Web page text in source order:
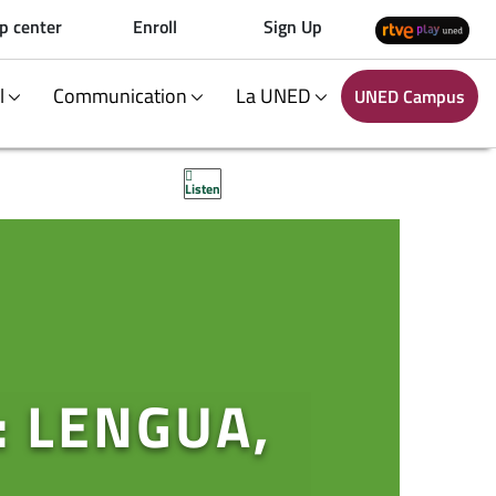
center Enroll Sign Up
Communication La UNED UNED Campus
Listen
LENGUA,